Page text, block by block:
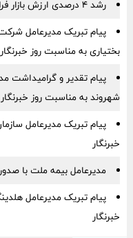
رشد ۴ درصدی ارزش بازار فرابورس در ۴ روز معاملاتی
پیام تبریک مدیرعامل
بختیاری به مناسبت روز خبرنگار
پیام تقدیر و گرامیداشت
شهروند به مناسبت روز خبرنگار
پیام تبریک مدیرعامل
خبرنگار
مدیرعامل بیمه ملت با
پیام تبریک مدیرعامل
خبرنگار